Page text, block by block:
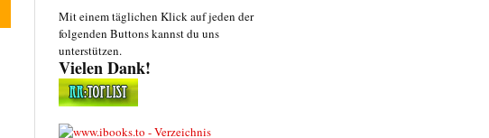
Mit einem täglichen Klick auf jeden der
folgenden Buttons kannst du uns
unterstützen.
Vielen Dank!